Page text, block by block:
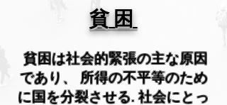
貧困
貧困は社会的緊張の主な原因
であり、 所得の不平等のため
に国を分裂させる. 社会にとっ